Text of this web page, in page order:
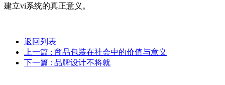
建立vi系统的真正意义。
返回列表
上一篇 : 商品包装在社会中的价值与意义
下一篇 : 品牌设计不将就